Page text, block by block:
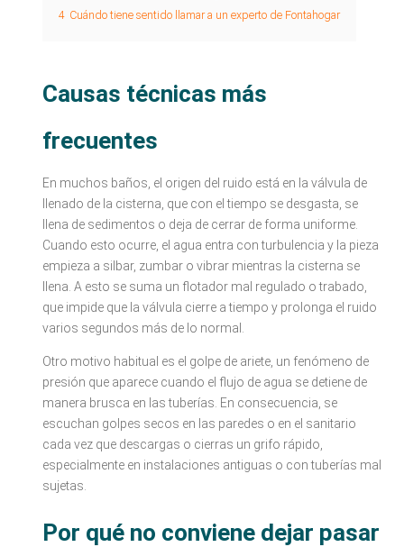
4 Cuándo tiene sentido llamar a un experto de Fontahogar
Causas técnicas más
frecuentes
En muchos baños, el origen del ruido está en la válvula de
llenado de la cisterna, que con el tiempo se desgasta, se
llena de sedimentos o deja de cerrar de forma uniforme.
Cuando esto ocurre, el agua entra con turbulencia y la pieza
empieza a silbar, zumbar o vibrar mientras la cisterna se
llena. A esto se suma un flotador mal regulado o trabado,
que impide que la válvula cierre a tiempo y prolonga el ruido
varios segundos más de lo normal.
Otro motivo habitual es el golpe de ariete, un fenómeno de
presión que aparece cuando el flujo de agua se detiene de
manera brusca en las tuberías. En consecuencia, se
escuchan golpes secos en las paredes o en el sanitario
cada vez que descargas o cierras un grifo rápido,
especialmente en instalaciones antiguas o con tuberías mal
sujetas.
Por qué no conviene dejar pasar